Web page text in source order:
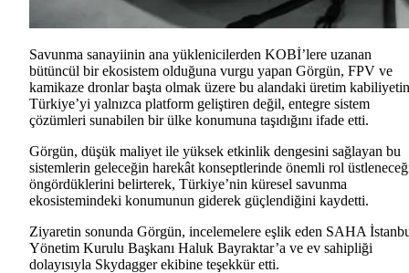
Savunma sanayiinin ana yüklenicilerden KOBİ’lere uzanan
bütüncül bir ekosistem olduğuna vurgu yapan Görgün, FPV ve
kamikaze dronlar başta olmak üzere bu alandaki üretim
Türkiye’yi yalnızca platform geliştiren değil, entegre sistem
çözümleri sunabilen bir ülke konumuna taşıdığını ifade etti.
Görgün, düşük maliyet ile yüksek etkinlik dengesini sağlayan bu
sistemlerin geleceğin harekât konseptlerinde önemli rol
öngördüklerini belirterek, Türkiye’nin küresel savunma
ekosistemindeki konumunun giderek güçlendiğini kaydetti.
Ziyaretin sonunda Görgün, incelemelere eşlik eden SAHA
Yönetim Kurulu Başkanı Haluk Bayraktar’a ve ev sahipliği
dolayısıyla Skydagger ekibine teşekkür etti.